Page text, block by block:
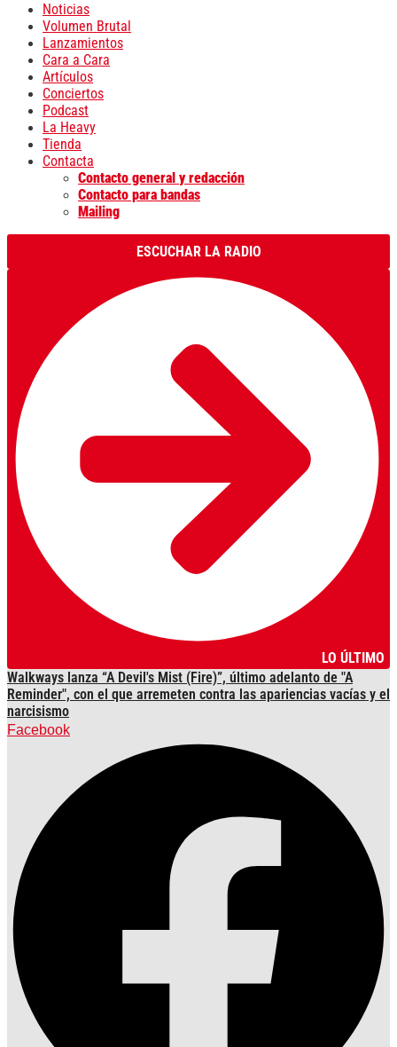
Noticias
Volumen Brutal
Lanzamientos
Cara a Cara
Artículos
Conciertos
Podcast
La Heavy
Tienda
Contacta
Contacto general y redacción
Contacto para bandas
Mailing
ESCUCHAR LA RADIO
LO ÚLTIMO
Walkways lanza “A Devil's Mist (Fire)”, último adelanto de "A
Reminder", con el que arremeten contra las apariencias vacías y el
narcisismo
Facebook